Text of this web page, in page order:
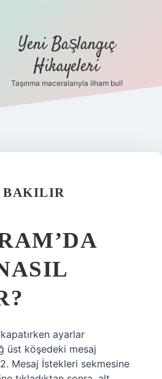
Yeni Başlangıç
Hikayeleri
Taşınma maceralarıyla ilham bul!
BAKILIR
ayarlar
üst köşedeki mesaj
Mesaj İstekleri sekmesine